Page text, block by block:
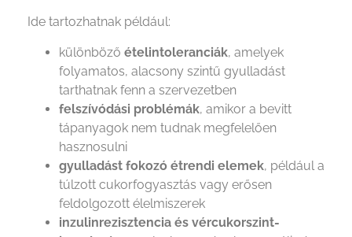
Ide tartozhatnak például:
különböző ételintoleranciák, amelyek
folyamatos, alacsony szintű gyulladást
tarthatnak fenn a szervezetben
felszívódási problémák, amikor a bevitt
tápanyagok nem tudnak megfelelően
hasznosulni
gyulladást fokozó étrendi elemek, például a
túlzott cukorfogyasztás vagy erősen
feldolgozott élelmiszerek
inzulinrezisztencia és vércukorszint-